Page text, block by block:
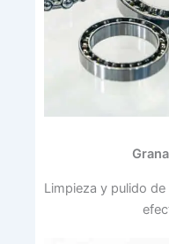
Limpieza y pulido